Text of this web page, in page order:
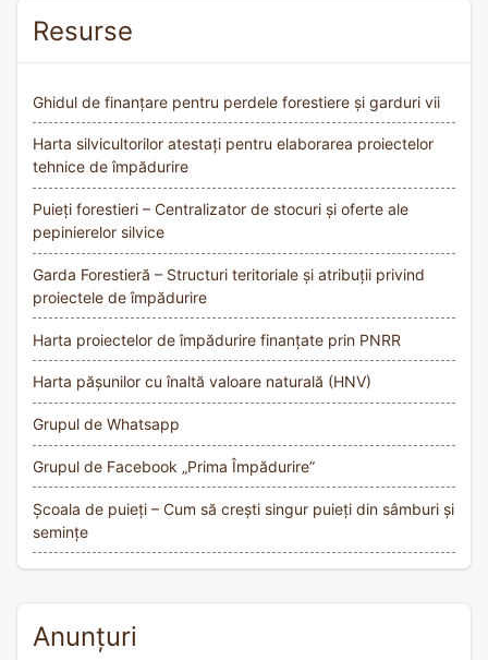
Resurse
Ghidul de finanțare pentru perdele forestiere și garduri vii
Harta silvicultorilor atestați pentru elaborarea proiectelor
tehnice de împădurire
Puieți forestieri – Centralizator de stocuri și oferte ale
pepinierelor silvice
Garda Forestieră – Structuri teritoriale și atribuții privind
proiectele de împădurire
Harta proiectelor de împădurire finanțate prin PNRR
Harta pășunilor cu înaltă valoare naturală (HNV)
Grupul de Whatsapp
Grupul de Facebook „Prima Împădurire”
Școala de puieți – Cum să crești singur puieți din sâmburi și
semințe
Anunțuri